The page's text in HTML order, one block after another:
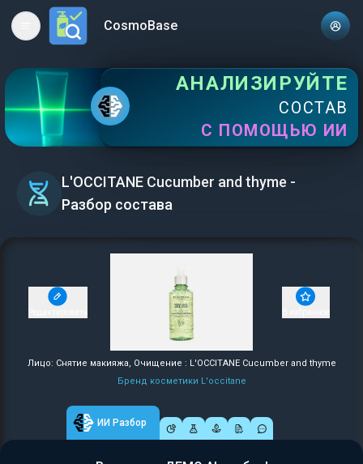
Open main menuCosmoBase
АНАЛИЗИРУЙТЕ
СОСТАВ
С ПОМОЩЬЮ ИИ
L'OCCITANE Cucumber and thyme -
Разбор состава
Лицо: Снятие макияжа, Очищение : L'OCCITANE Cucumber and thyme
Бренд косметики L'occitane
ИИ Разбор